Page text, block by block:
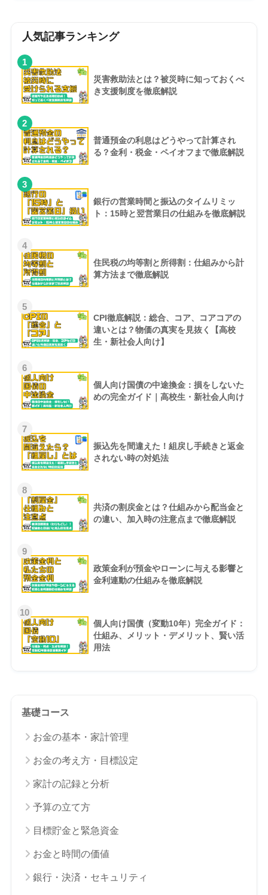
人気記事ランキング
1
災害救助法とは？被災時に知っておくべ
き支援制度を徹底解説
2
普通預金の利息はどうやって計算され
る？金利・税金・ペイオフまで徹底解説
3
銀行の営業時間と振込のタイムリミッ
ト：15時と翌営業日の仕組みを徹底解説
4
住民税の均等割と所得割：仕組みから計
算方法まで徹底解説
5
CPI徹底解説：総合、コア、コアコアの
違いとは？物価の真実を見抜く【高校
生・新社会人向け】
6
個人向け国債の中途換金：損をしないた
めの完全ガイド｜高校生・新社会人向け
7
振込先を間違えた！組戻し手続きと返金
されない時の対処法
8
共済の割戻金とは？仕組みから配当金と
の違い、加入時の注意点まで徹底解説
9
政策金利が預金やローンに与える影響と
金利連動の仕組みを徹底解説
10
個人向け国債（変動10年）完全ガイド：
仕組み、メリット・デメリット、賢い活
用法
基礎コース
お金の基本・家計管理
お金の考え方・目標設定
家計の記録と分析
予算の立て方
目標貯金と緊急資金
お金と時間の価値
銀行・決済・セキュリティ